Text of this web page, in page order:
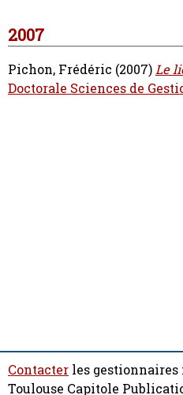
2007
Pichon, Frédéric (2007)Le
Doctorale Sciences de
Contacter les
Toulouse Capitole